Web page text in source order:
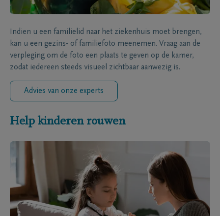
Indien u een familielid naar het ziekenhuis moet brengen,
kan u een gezins- of familiefoto meenemen. Vraag aan de
verpleging om de foto een plaats te geven op de kamer,
zodat iedereen steeds visueel zichtbaar aanwezig is.
Advies van onze experts
Help kinderen rouwen